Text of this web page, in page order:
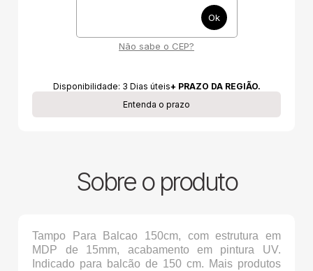
Não sabe o CEP?
Disponibilidade: 3 Dias úteis+ PRAZO DA REGIÃO.
Entenda o prazo
Sobre o produto
Tampo Para Balcao 150cm, com estrutura em
MDP de 15mm, acabamento em pintura UV.
Indicado para balcão de 150 cm. Mais produtos